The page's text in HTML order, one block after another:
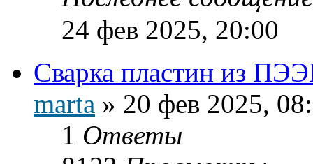
24 фев 2025, 20:00
Сварка пластин из
marta » 20 фев 2025,
1 Ответы